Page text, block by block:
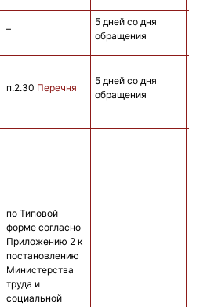
–
5 дней со дня
обращения
п.2.30 Перечня
5 дней со дня
обращения
по Типовой
форме согласно
Приложению 2 к
постановлению
Министерства
труда и
социальной